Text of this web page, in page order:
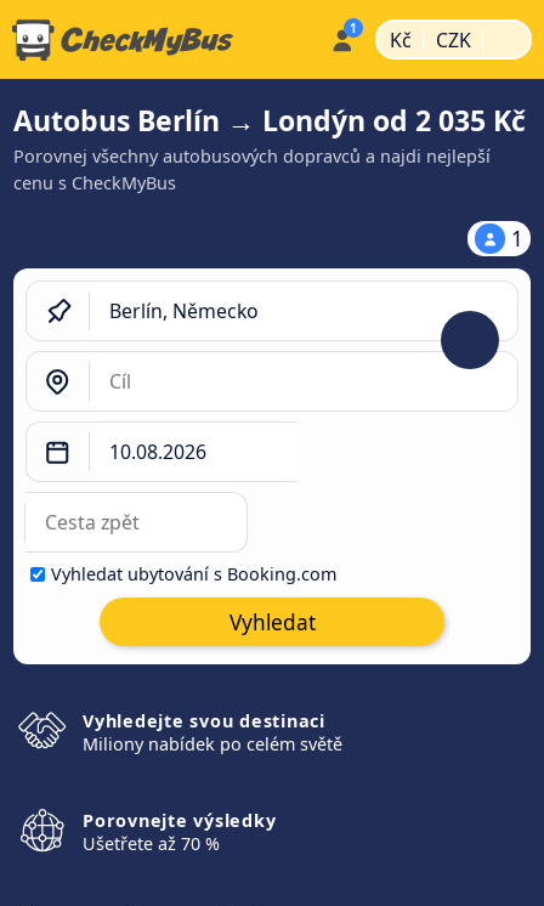
Kč | CZK |
Autobus Berlín → Londýn od 2 035 Kč
Porovnej všechny autobusových dopravců a najdi nejlepší
cenu s CheckMyBus
1
Vyhledat ubytování s Booking.com
Vyhledat
Vyhledejte svou destinaci
Miliony nabídek po celém světě
Porovnejte výsledky
Ušetřete až 70 %